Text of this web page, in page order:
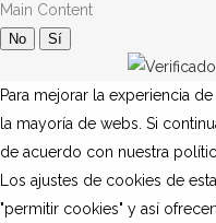
Main Content
No Sí
Para mejorar la experiencia
la mayoría de webs. Si
de acuerdo con nuestra
Los ajustes de cookies de
"permitir cookies" y así